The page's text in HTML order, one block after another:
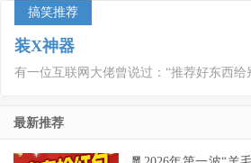
搞笑推荐
装X神器
有一位互联网大佬曾说过：“推荐好东西给
最新推荐